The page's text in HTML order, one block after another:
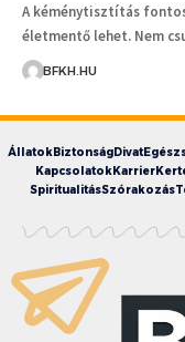
A kéménytisztítás
életmentő lehet. Nem
BFKH.HU
ÁllatokBiztonságDivat
KapcsolatokKarrier
SpiritualitásSzórakozás